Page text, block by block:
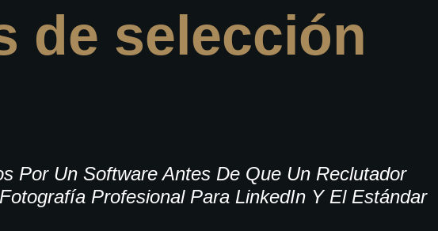
de selección
Por Un Software Antes De Que Un Reclutador
Fotografía Profesional Para LinkedIn Y El Estándar